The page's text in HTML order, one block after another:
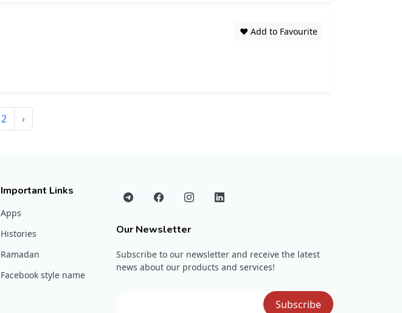
❤️ Add to Favourite
2 ›
Important Links
Apps
Histories
Ramadan
Facebook style name
Our Newsletter
Subscribe to our newsletter and receive the latest
news about our products and services!